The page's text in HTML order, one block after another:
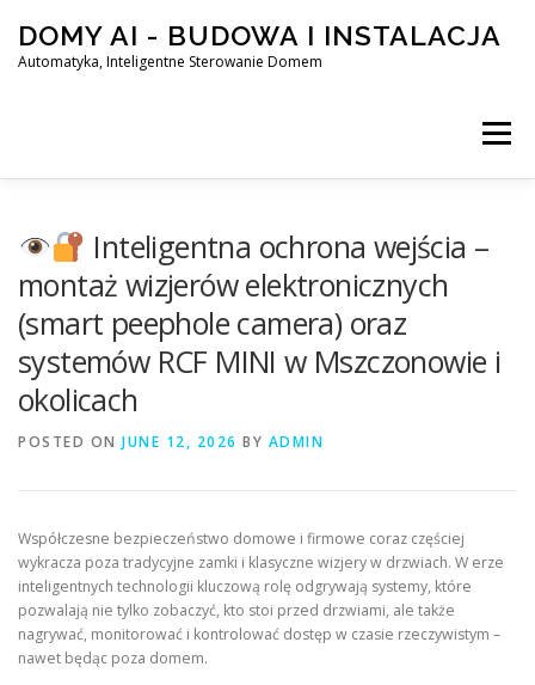
content
DOMY AI - BUDOWA I INSTALACJA
Automatyka, Inteligentne Sterowanie Domem
Menu
SMART DOM AI – AUTOMATYKA, INTELIGENTNE
BLOG KONTAKT
Inteligentna ochrona wejścia –
montaż wizjerów elektronicznych
(smart peephole camera) oraz
systemów RCF MINI w Mszczonowie i
okolicach
POSTED ON JUNE 12, 2026 BY ADMIN
Współczesne bezpieczeństwo domowe i firmowe coraz częściej
wykracza poza tradycyjne zamki i klasyczne wizjery w drzwiach. W erze
inteligentnych technologii kluczową rolę odgrywają systemy, które
pozwalają nie tylko zobaczyć, kto stoi przed drzwiami, ale także
nagrywać, monitorować i kontrolować dostęp w czasie rzeczywistym –
nawet będąc poza domem.